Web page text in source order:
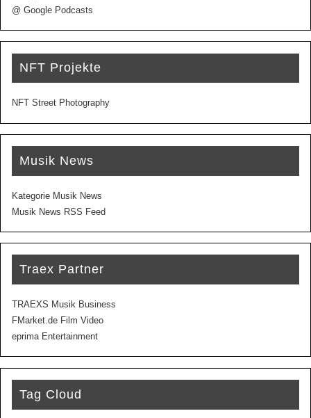
@ Google Podcasts
NFT Projekte
NFT Street Photography
Musik News
Kategorie Musik News
Musik News RSS Feed
Traex Partner
TRAEXS Musik Business
FMarket.de Film Video
eprima Entertainment
Tag Cloud